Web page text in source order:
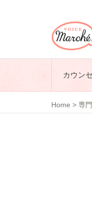
カウン
Home > 専